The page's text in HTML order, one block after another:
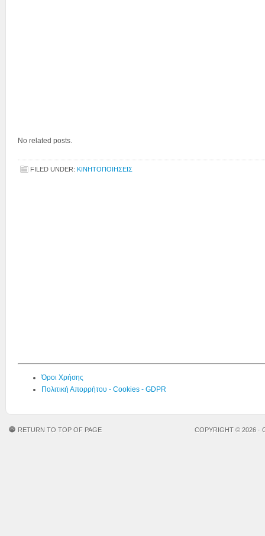
No related posts.
FILED UNDER: ΚΙΝΗΤΟΠΟΙΗΣΕΙΣ
Όροι Χρήσης
Πολιτική Απορρήτου - Cookies - GDPR
RETURN TO TOP OF PAGE COPYRIGHT © 2026 ·